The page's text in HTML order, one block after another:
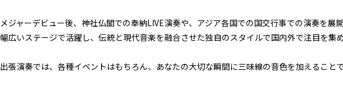
メジャーデビュー後、神社仏閣での奉納LIVE演奏や、アジア各国での国交行事での演奏を展開
幅広いステージで活躍し、伝統と現代音楽を融合させた独自のスタイルで国内外で注目を集め
出張演奏では、各種イベントはもちろん、あなたの大切な瞬間に三味線の音色を加えること